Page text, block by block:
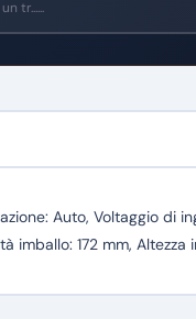
Auto, Voltaggio
imballo: 172 mm,